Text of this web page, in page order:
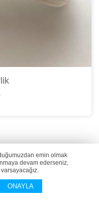
emin olmak
devam ederseniz,
ONAYLA